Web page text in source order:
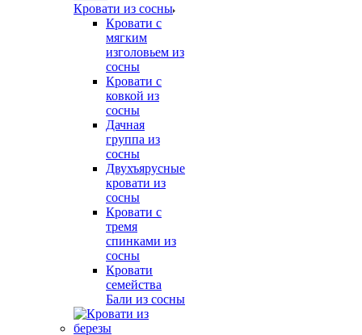
Кровати из сосны
Кровати с
мягким
изголовьем из
сосны
Кровати с
ковкой из
сосны
Дачная
группа из
сосны
Двухъярусные
кровати из
сосны
Кровати с
тремя
спинками из
сосны
Кровати
семейства
Бали из сосны